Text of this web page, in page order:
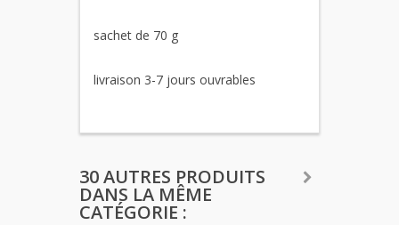
sachet de 70 g
livraison 3-7 jours ouvrables
30 AUTRES PRODUITS
DANS LA MÊME
CATÉGORIE :